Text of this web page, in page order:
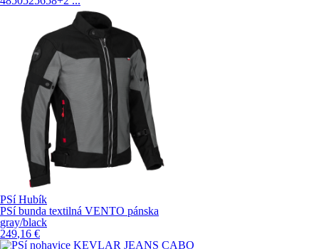
PSí Hubík
PSí bunda textilná VENTO pánska
gray/black
249,16 €